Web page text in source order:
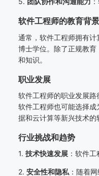
软件工程师的教育背景
通常，软件工程师拥有
博士学位。除了正规教
和知识。
职业发展
软件工程师的职业发展
软件工程师也可能选择
据和云计算等新兴技术的
行业挑战和趋势
1. 技术快速发展 ：软件
2. 安全性和隐私 ：随着